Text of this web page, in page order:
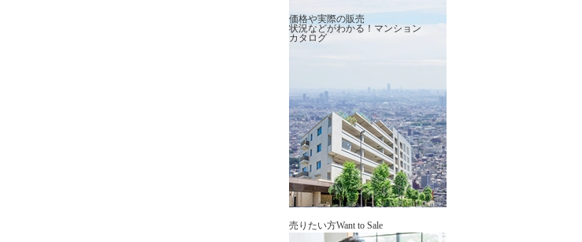
価格や実際の販売
状況などがわかる！ マンション
カタログ
売りたい方Want to Sale